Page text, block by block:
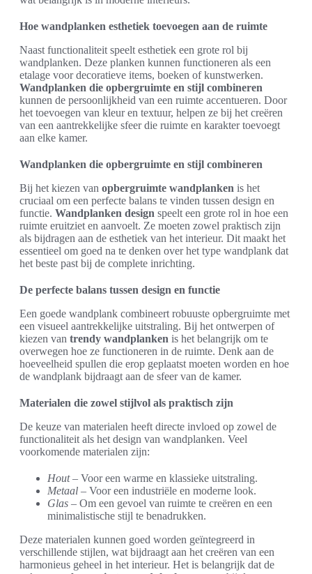
Hoe wandplanken esthetiek toevoegen aan de ruimte
Naast functionaliteit speelt esthetiek een grote rol bij
wandplanken. Deze planken kunnen functioneren als een
etalage voor decoratieve items, boeken of kunstwerken.
Wandplanken die opbergruimte en stijl combineren
kunnen de persoonlijkheid van een ruimte accentueren. Door
het toevoegen van kleur en textuur, helpen ze bij het creëren
van een aantrekkelijke sfeer die ruimte en karakter toevoegt
aan elke kamer.
Wandplanken die opbergruimte en stijl combineren
Bij het kiezen van opbergruimte wandplanken is het
cruciaal om een perfecte balans te vinden tussen design en
functie. Wandplanken design speelt een grote rol in hoe een
ruimte eruitziet en aanvoelt. Ze moeten zowel praktisch zijn
als bijdragen aan de esthetiek van het interieur. Dit maakt het
essentieel om goed na te denken over het type wandplank dat
het beste past bij de complete inrichting.
De perfecte balans tussen design en functie
Een goede wandplank combineert robuuste opbergruimte met
een visueel aantrekkelijke uitstraling. Bij het ontwerpen of
kiezen van trendy wandplanken is het belangrijk om te
overwegen hoe ze functioneren in de ruimte. Denk aan de
hoeveelheid spullen die erop geplaatst moeten worden en hoe
de wandplank bijdraagt aan de sfeer van de kamer.
Materialen die zowel stijlvol als praktisch zijn
De keuze van materialen heeft directe invloed op zowel de
functionaliteit als het design van wandplanken. Veel
voorkomende materialen zijn:
Hout– Voor een warme en klassieke uitstraling.
Metaal – Voor een industriële en moderne look.
Glas – Om een gevoel van ruimte te creëren en een
minimalistische stijl te benadrukken.
Deze materialen kunnen goed worden geïntegreerd in
verschillende stijlen, wat bijdraagt aan het creëren van een
harmonieus geheel in het interieur. Het is belangrijk dat de